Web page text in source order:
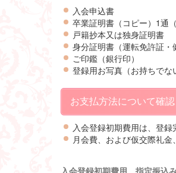
入会申込書
卒業証明書（コピー）1通
戸籍抄本又は独身証明書
身分証明書（運転免許証・
ご印鑑（銀行印）
登録用お写真（お持ちで
お支払方法について確認
入会登録初期費用は、登
月会費、および仮交際礼
入会登録初期費用 指定振込